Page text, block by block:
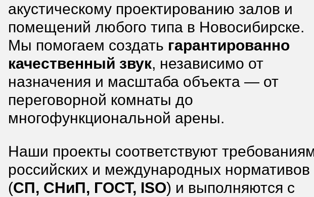
акустическому проектированию залов и
помещений любого типа в Новосибирске.
Мы помогаем создать гарантированно
качественный звук, независимо от
назначения и масштаба объекта — от
переговорной комнаты до
многофункциональной арены.
Наши проекты соответствуют
российских и международных нормативов
(СП, СНиП, ГОСТ, ISO) и выполняются с